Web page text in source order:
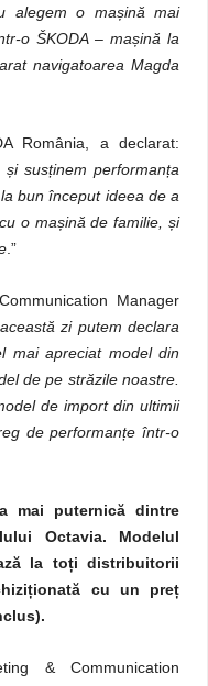
alegem o mașină mai
o ŠKODA – mașină la
navigatoarea Magda
România, a declarat:
susținem performanța
bun început ideea de a
o mașină de familie, și
.”
Manager
această zi putem declara
mai apreciat model din
de pe străzile noastre.
de import din ultimii
de performanțe într-o
mai puternică dintre
Octavia. Modelul
la toți distribuitorii
cu un preț
& Communication